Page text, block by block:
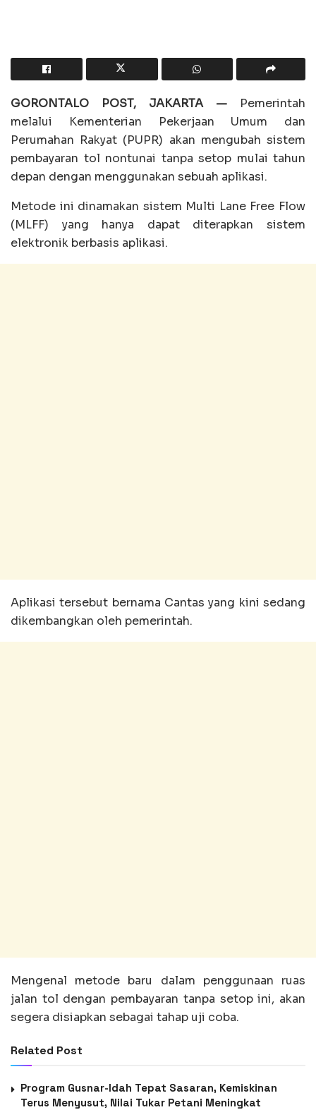
GORONTALO POST, JAKARTA — Pemerintah
melalui Kementerian Pekerjaan Umum dan
Perumahan Rakyat (PUPR) akan mengubah sistem
pembayaran tol nontunai tanpa setop mulai tahun
depan dengan menggunakan sebuah aplikasi.
Metode ini dinamakan sistem Multi Lane Free Flow
(MLFF) yang hanya dapat diterapkan sistem
elektronik berbasis aplikasi.
Aplikasi tersebut bernama Cantas yang kini sedang
dikembangkan oleh pemerintah.
Mengenal metode baru dalam penggunaan ruas
jalan tol dengan pembayaran tanpa setop ini, akan
segera disiapkan sebagai tahap uji coba.
Related Post
Program Gusnar-Idah Tepat Sasaran, Kemiskinan
Terus Menyusut, Nilai Tukar Petani Meningkat